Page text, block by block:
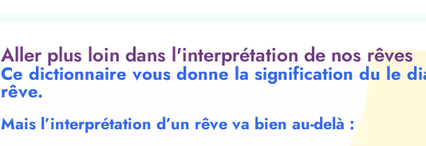
Aller plus loin dans l'interprétation de nos rêves
Ce dictionnaire vous donne la signification du le
rêve.
Mais l’interprétation d’un rêve va bien au-delà :